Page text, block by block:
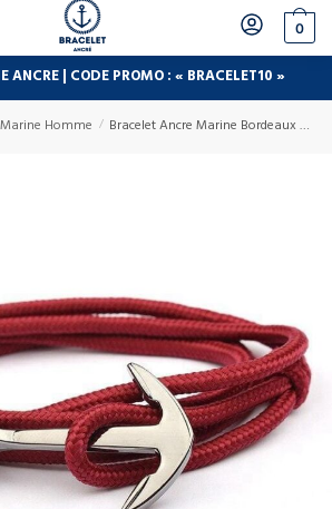
0
ANCRE | CODE PROMO : « BRACELET10 »
Homme / Bracelet Ancre Marine Bordeaux en Corde